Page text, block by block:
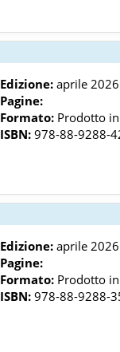
Edizione: aprile 2026
Pagine:
Formato: Prodotto
ISBN: 978-88-9288-
Edizione: aprile 2026
Pagine:
Formato: Prodotto
ISBN: 978-88-9288-